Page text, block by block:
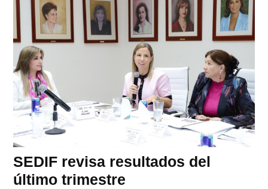
SEDIF revisa resultados del
último trimestre